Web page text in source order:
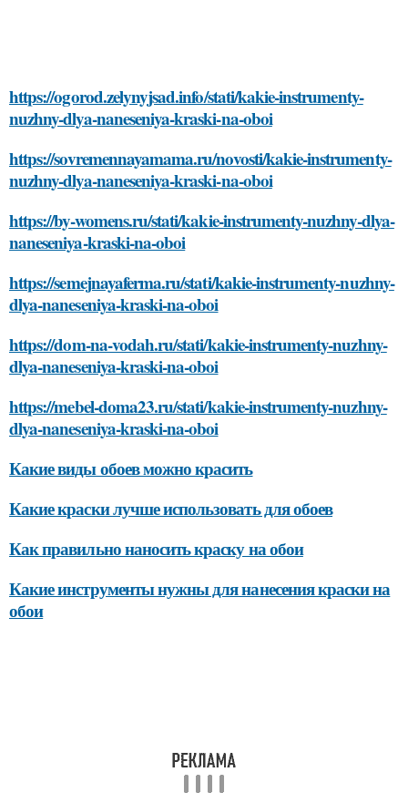
https://ogorod.zelynyjsad.info/stati/kakie-instrumenty-
nuzhny-dlya-naneseniya-kraski-na-oboi
https://sovremennayamama.ru/novosti/kakie-instrumenty-
nuzhny-dlya-naneseniya-kraski-na-oboi
https://by-womens.ru/stati/kakie-instrumenty-nuzhny-dlya-
naneseniya-kraski-na-oboi
https://semejnayaferma.ru/stati/kakie-instrumenty-nuzhny-
dlya-naneseniya-kraski-na-oboi
https://dom-na-vodah.ru/stati/kakie-instrumenty-nuzhny-
dlya-naneseniya-kraski-na-oboi
https://mebel-doma23.ru/stati/kakie-instrumenty-nuzhny-
dlya-naneseniya-kraski-na-oboi
Какие виды обоев можно красить
Какие краски лучше использовать для обоев
Как правильно наносить краску на обои
Какие инструменты нужны для нанесения краски на
обои